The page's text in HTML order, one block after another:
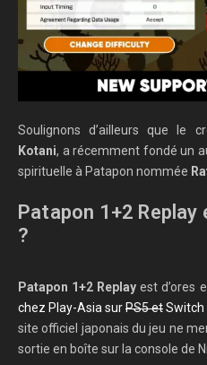
Soulignons d’ailleurs que le
Kotani, a récemment fondé un
spirituelle à Patapon nommée
Patapon 1+2 Replay
?
Patapon 1+2 Replay est d’ores
chez Play-Asia surPS5 etSwitch
site officiel japonais du jeu ne
sortie en boîte sur la console de